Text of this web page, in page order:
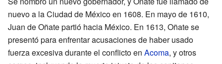
nuevo a la Ciudad de México en 1608. En mayo de 1610,
Juan de Oñate partió hacia México. En 1613, Oñate se
presentó para enfrentar acusaciones de haber usado
fuerza excesiva durante el conflicto en Acoma, y otros